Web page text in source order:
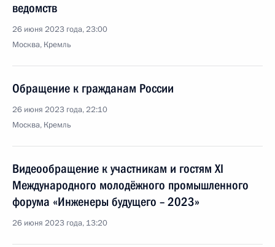
ведомств
26 июня 2023 года, 23:00
Москва, Кремль
Обращение к гражданам России
26 июня 2023 года, 22:10
Москва, Кремль
Видеообращение к участникам и гостям ХI
Международного молодёжного промышленного
форума «Инженеры будущего – 2023»
26 июня 2023 года, 13:20